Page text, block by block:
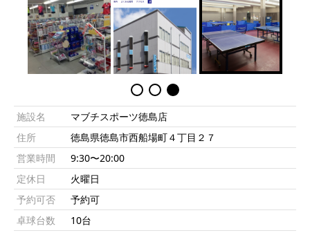
施設名
マブチスポーツ徳島店
住所
徳島県徳島市西船場町４丁目２７
営業時間
9:30〜20:00
定休日
火曜日
予約可否
予約可
卓球台数
10台